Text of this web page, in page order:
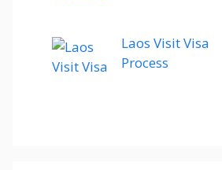
Laos Visit Visa
Process